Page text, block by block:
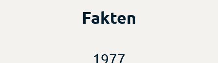
Fakten
1977